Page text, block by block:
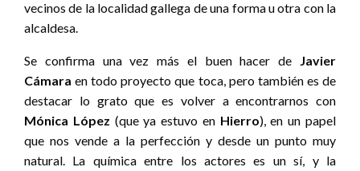
vecinos de la localidad gallega de una forma u otra con la
alcaldesa.
Se confirma una vez más el buen hacer de
Javier
Cámaraen todo proyecto que toca, pero también es de
destacar lo grato que es volver a encontrarnos con
Mónica López (que ya estuvo en Hierro), en un papel
que nos vende a la perfección y desde un punto muy
natural. La química entre los actores es un sí, y la